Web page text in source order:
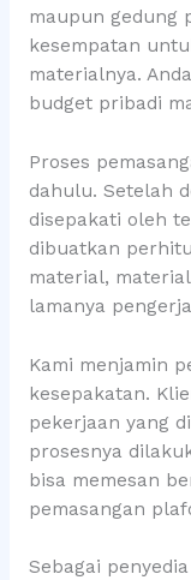
maupun gedung
kesempatan
materialnya.
budget pribadi
Proses
dahulu. Setelah
disepakati oleh
dibuatkan
material,
lamanya
Kami menjamin
kesepakatan.
pekerjaan yang
prosesnya
bisa memesan
pemasangan
Sebagai